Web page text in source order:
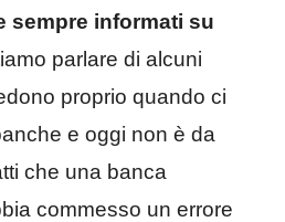
sempre informati su
parlare di alcuni
proprio quando ci
e oggi non è da
che una banca
commesso un errore